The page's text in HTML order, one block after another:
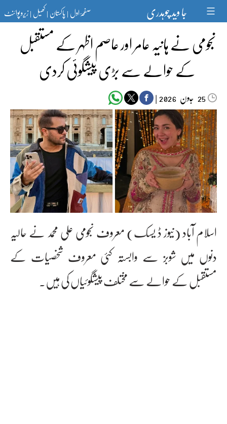
content جا وید چوہدری صفحۂ اول|پاکستان|کھیل|زیرو پوائنٹ
نجومی نے ہانیہ عامر اور عاصم اظہر کے مستقبل
کے حوالے سے بڑی پیشگوئی کردی
25 جون‬‮ |
اسلام آباد (نیوز ڈ یسک) معروف نجومی علی محمد نے حالیہ
دنوں میں شوبز سے وابستہ کئی معروف شخصیات کے
مستقبل کے حوالے سے مختلف پیشگوئیاں کی ہیں۔